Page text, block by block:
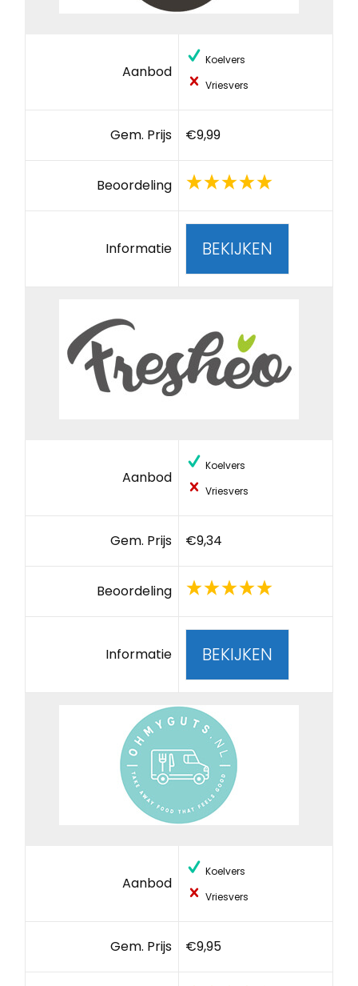
Aanbod
Koelvers
Vriesvers
Gem. Prijs €9,99
Beoordeling
Informatie BEKIJKEN
Aanbod
Koelvers
Vriesvers
Gem. Prijs €9,34
Beoordeling
Informatie BEKIJKEN
Aanbod
Koelvers
Vriesvers
Gem. Prijs €9,95